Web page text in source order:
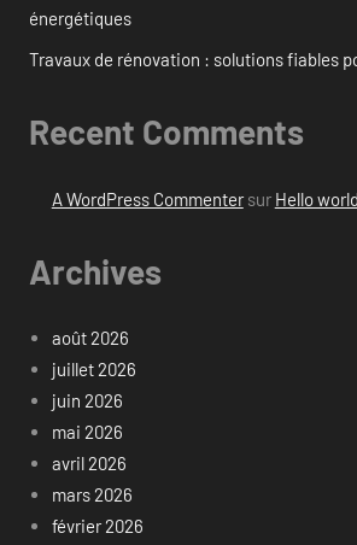
énergétiques
Travaux de rénovation : solutions fiables
Recent Comments
A WordPress Commentersur Hello
Archives
août 2026
juillet 2026
juin 2026
mai 2026
avril 2026
mars 2026
février 2026